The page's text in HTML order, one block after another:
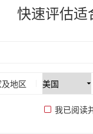
快速评估适
地区
我已阅读